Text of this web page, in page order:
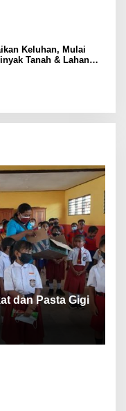
Keluhan, Mulai
Tanah & Lahan
dan Pasta Gigi